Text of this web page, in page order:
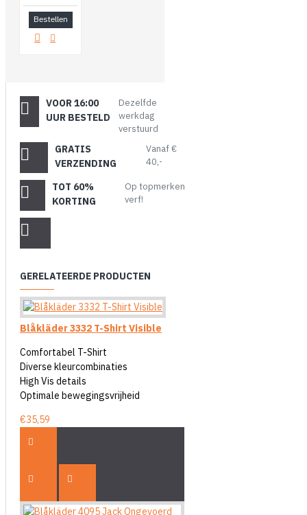
Bestellen
VOOR 16:00
UUR BESTELD
Dezelfde
werkdag
verstuurd
GRATIS
VERZENDING
Vanaf €
40,-
TOT 60%
KORTING
Op topmerken
verf!
GERELATEERDE PRODUCTEN
Blåkläder 3332 T-Shirt Visible
Comfortabel T-Shirt
Diverse kleurcombinaties
High Vis details
Optimale bewegingsvrijheid
€35,59